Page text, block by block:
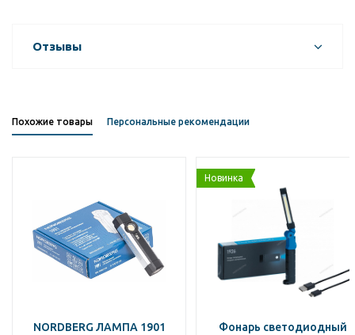
Отзывы
Похожие товары Персональные рекомендации
NORDBERG ЛАМПА 1901
Новинка
Фонарь светодиодный